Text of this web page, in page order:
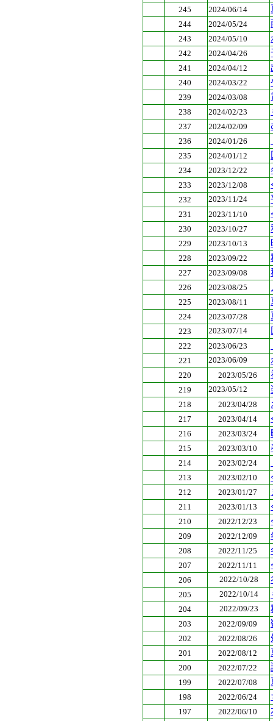
245 2024/06/14
244 2024/05/24
243 2024/05/10
242 2024/04/26
241 2024/04/12
240 2024/03/22
239 2024/03/08
238 2024/02/23
237 2024/02/09
236 2024/01/26
235 2024/01/12
234 2023/12/22
233 2023/12/08
232 2023/11/24
231 2023/11/10
230 2023/10/27
229 2023/10/13
228 2023/09/22
227 2023/09/08
226 2023/08/25
225 2023/08/11
224 2023/07/28
223 2023/07/14
222 2023/06/23
221 2023/06/09
220 2023/05/26
219 2023/05/12
218 2023/04/28
217 2023/04/14
216 2023/03/24
215 2023/03/10
214 2023/02/24
213 2023/02/10
212 2023/01/27
211 2023/01/13
210 2022/12/23
209 2022/12/09
208 2022/11/25
207 2022/11/11
206 2022/10/28
205 2022/10/14
204 2022/09/23
203 2022/09/09
202 2022/08/26
201 2022/08/12
200 2022/07/22
199 2022/07/08
198 2022/06/24
197 2022/06/10